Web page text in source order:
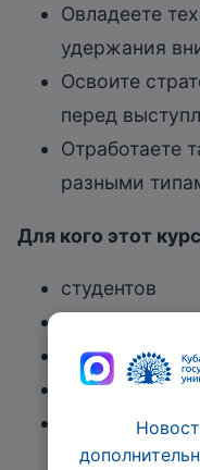
Овладеете
удержания
Освоите
перед
Отработаете
разными
Для кого этот
студентов
всех, кто
встречах,